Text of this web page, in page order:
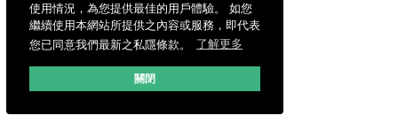
使用情況，為您提供最佳的用戶體驗。 如您
繼續使用本網站所提供之內容或服務，即代表
您已同意我們最新之私隱條款。
了解更多
關閉